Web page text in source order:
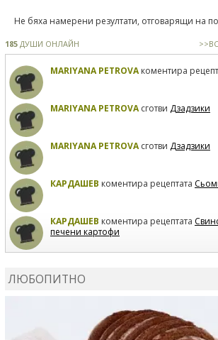
Не бяха намерени резултати, отговарящи на
185 ДУШИ ОНЛАЙН
MARIYANA PETROVAкоментира
MARIYANA PETROVAсготви Дзадзики
MARIYANA PETROVAсготви Дзадзики
КАРДАШЕВ коментира рецептата
КАРДАШЕВ коментира рецептата
печени картофи
ЛЮБОПИТНО